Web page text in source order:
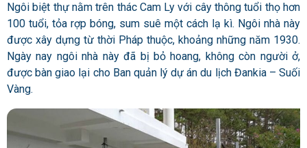
Ngôi biệt thự nằm trên thác Cam Ly với cây thông tuổi thọ hơn
100 tuổi, tỏa rợp bóng, sum suê một cách lạ kì. Ngôi nhà này
được xây dựng từ thời Pháp thuộc, khoảng những năm 1930.
Ngày nay ngôi nhà này đã bị bỏ hoang, không còn người ở,
được bàn giao lại cho Ban quản lý dự án du lịch Đankia – Suối
Vàng.